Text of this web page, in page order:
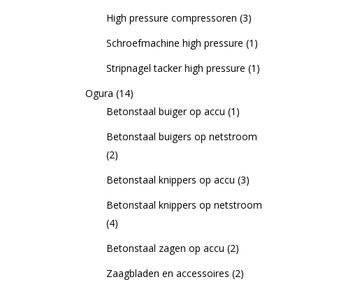
High pressure compressoren (3)
Schroefmachine high pressure (1)
Stripnagel tacker high pressure (1)
Ogura (14)
Betonstaal buiger op accu (1)
Betonstaal buigers op netstroom
(2)
Betonstaal knippers op accu (3)
Betonstaal knippers op netstroom
(4)
Betonstaal zagen op accu (2)
Zaagbladen en accessoires (2)